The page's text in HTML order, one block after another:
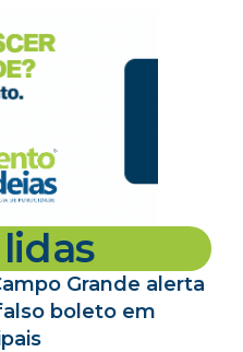
Grande alerta
boleto em